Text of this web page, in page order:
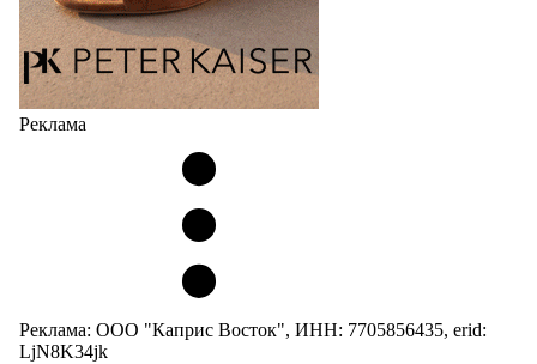
Реклама
Реклама: ООО "Каприс Восток", ИНН: 7705856435, erid:
LjN8K34jk